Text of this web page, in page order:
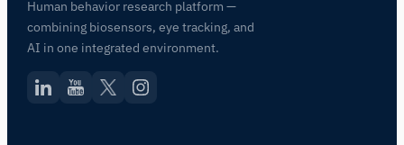
Human behavior research platform —
combining biosensors, eye tracking, and
AI in one integrated environment.